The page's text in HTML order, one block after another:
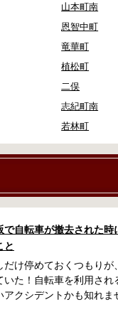
山本町南
恩智中町
竜華町
植松町
二俣
志紀町南
若林町
で自転車が撤去された時
と
だけ停めておくつもりが
いた！自転車を利用され
アクシデントかも知れま